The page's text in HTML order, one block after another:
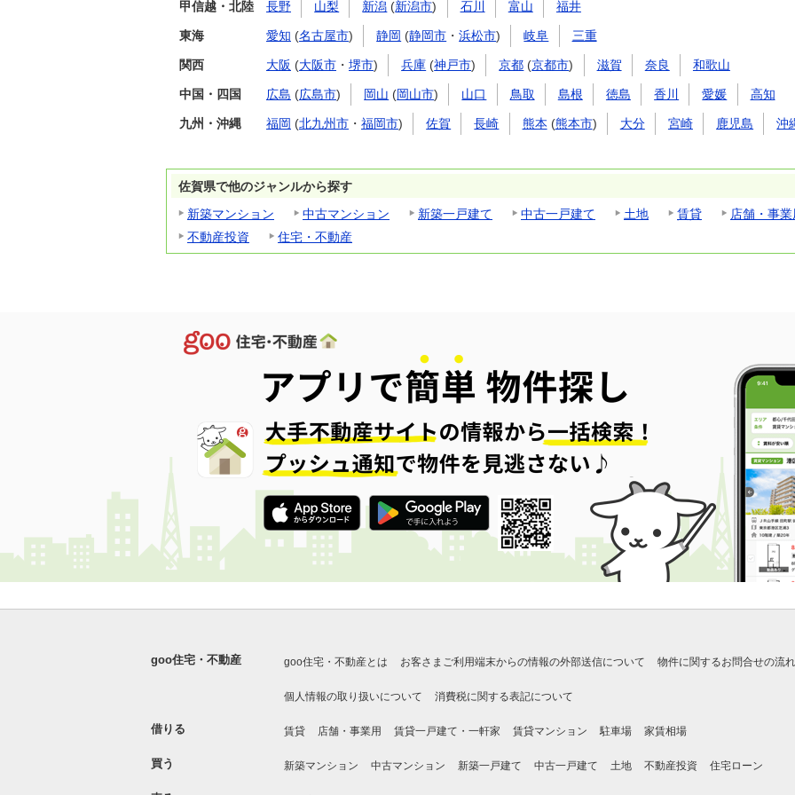
甲信越・北陸 長野 山梨 新潟 (新潟市) 石川 富山 福井
東海 愛知 (名古屋市) 静岡 (静岡市 ・浜松市) 岐阜 三重
関西 大阪 (大阪市 ・ 堺市) 兵庫 (神戸市) 京都 (京都市) 滋賀 奈良 和歌山
中国・四国 広島 (広島市) 岡山 (岡山市) 山口 鳥取 島根 徳島 香川 愛媛 高知
九州・沖縄 福岡 (北九州市 ・ 福岡市) 佐賀 長崎 熊本 (熊本市) 大分 宮崎 鹿児島 沖
佐賀県で他のジャンルから探す
新築マンション
中古マンション 新築一戸建て 中古一戸建て 土地 賃貸
店舗・事業
不動産投資
住宅・不動産
goo住宅・不動産 goo住宅・不動産とは お客さまご利用端末からの情報の外部送信について 物件に関するお問合せの流れ
個人情報の取り扱いについて 消費税に関する表記について
借りる 賃貸 店舗・事業用 賃貸一戸建て・一軒家 賃貸マンション 駐車場 家賃相場
買う 新築マンション 中古マンション 新築一戸建て 中古一戸建て 土地 不動産投資 住宅ローン